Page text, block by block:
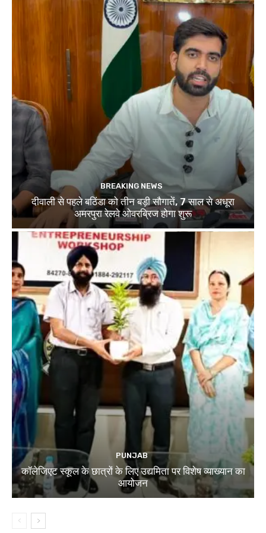
BREAKING NEWS
दीवाली से पहले बठिंडा को तीन बड़ी सौगातें, 7 साल से अधूरा
अमरपुरा रेलवे ओवरब्रिज होगा शुरू
PUNJAB
कॉलेजिएट स्कूल के छात्रों के लिए उद्यमिता पर विशेष व्याख्यान का
आयोजन